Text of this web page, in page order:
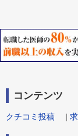
コンテンツ
クチコミ投稿 |